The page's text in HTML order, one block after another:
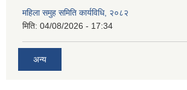
महिला समुह समिति कार्यविधि, २०८२
मिति: 04/08/2026 - 17:34
अन्य